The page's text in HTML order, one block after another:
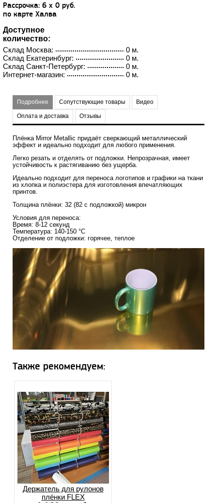
Рассрочка: 6 x 0 руб.
по карте Халва
Доступное
количество:
0 м.
Склад Москва:
0 м.
Склад Екатеринбург:
0 м.
Склад Санкт-Петербург:
0 м.
Интернет-магазин:
Подробнее Сопутствующие товары Видео
Оплата и доставка Отзывы
Плёнка Mirror Metallic придаёт сверкающий металлический
эффект и идеально подходит для любого применения.
Легко резать и отделять от подложки. Непрозрачная, имеет
устойчивость к растягиванию без ущерба.
Идеально подходит для переноса логотипов и графики на ткани
из хлопка и полиэстера для изготовления впечатляющих
принтов.
Толщина плёнки: 32 (82 с подложкой) микрон
Условия для переноса:
Время: 8-12 секунд
Температура: 140-150 °C
Отделение от подложки: горячее, теплое
Также рекомендуем:
Держатель для рулонов
плёнки FLEX